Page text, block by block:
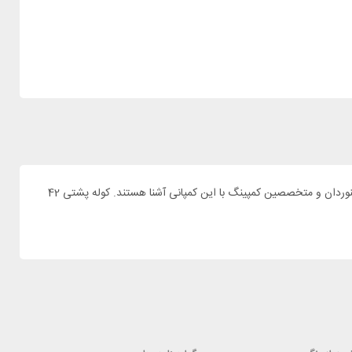
برای سخره نوردی و کوه نوردی به یک کوله پشتی سبک و کار آمد نیاز دارید. کمپانی دیوتر سابقه درخشانی در تولید کوله پشتی های حرفه ای دارد و تمام کوهنوردان و متخصصین کمپینگ با این کمپانی آشنا هستند. کوله پشتی 42